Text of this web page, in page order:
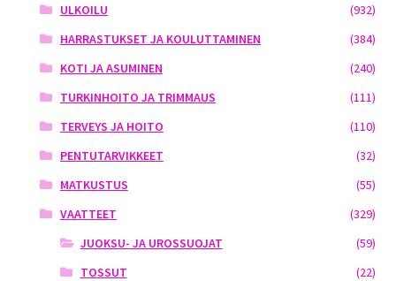
ULKOILU
(932)
HARRASTUKSET JA KOULUTTAMINEN
(384)
KOTI JA ASUMINEN
(240)
TURKINHOITO JA TRIMMAUS
(111)
TERVEYS JA HOITO
(110)
PENTUTARVIKKEET
(32)
MATKUSTUS
(55)
VAATTEET
(329)
JUOKSU- JA UROSSUOJAT
(59)
TOSSUT
(22)